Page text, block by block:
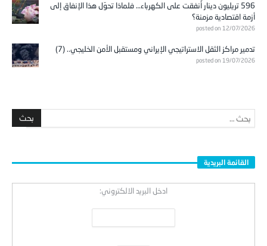
596 تريليون دينار أُنفقت على الكهرباء… فلماذا تحوّل هذا الإنفاق إلى
أزمة اقتصادية مزمنة؟
posted on 12/07/2026
تدمير مراكز الثقل الاستراتيجي الإيراني ومستقبل الأمن الخليجي.. (7)
posted on 19/07/2026
القائمة البريدية
ادخل البريد الالكتروني: